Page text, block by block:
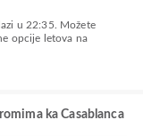
opcije letova na
ka Casablanca